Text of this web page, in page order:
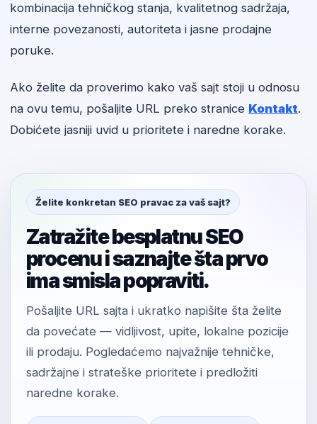
kombinacija tehničkog stanja, kvalitetnog sadržaja,
interne povezanosti, autoriteta i jasne prodajne
poruke.
Ako želite da proverimo kako vaš sajt stoji u odnosu
na ovu temu, pošaljite URL preko stranice Kontakt.
Dobićete jasniji uvid u prioritete i naredne korake.
Želite konkretan SEO pravac za vaš sajt?
Zatražite besplatnu SEO
procenu i saznajte šta prvo
ima smisla popraviti.
Pošaljite URL sajta i ukratko napišite šta želite
da povećate — vidljivost, upite, lokalne pozicije
ili prodaju. Pogledaćemo najvažnije tehničke,
sadržajne i strateške prioritete i predložiti
naredne korake.